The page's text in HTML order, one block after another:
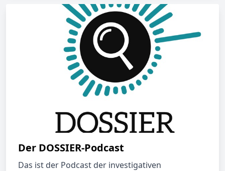
Der DOSSIER-Podcast
Das ist der Podcast der investigativen